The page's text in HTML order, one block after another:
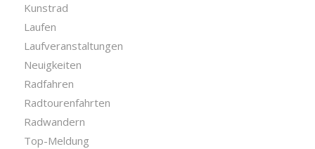
Kunstrad
Laufen
Laufveranstaltungen
Neuigkeiten
Radfahren
Radtourenfahrten
Radwandern
Top-Meldung